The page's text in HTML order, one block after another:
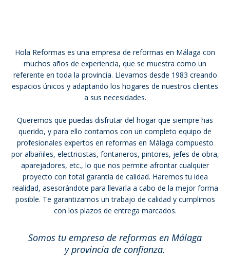
Hola Reformas es una empresa de reformas en Málaga con
muchos años de experiencia, que se muestra como un
referente en toda la provincia. Llevamos desde 1983 creando
espacios únicos y adaptando los hogares de nuestros clientes
a sus necesidades.
Queremos que puedas disfrutar del hogar que siempre has
querido, y para ello contamos con un completo equipo de
profesionales expertos en reformas en Málaga compuesto
por albañiles, electricistas, fontaneros, pintores, jefes de obra,
aparejadores, etc., lo que nos permite afrontar cualquier
proyecto con total garantía de calidad. Haremos tu idea
realidad, asesorándote para llevarla a cabo de la mejor forma
posible. Te garantizamos un trabajo de calidad y cumplimos
con los plazos de entrega marcados.
Somos tu empresa de reformas en Málaga
y provincia de confianza.